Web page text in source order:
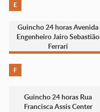
E
Guincho 24 horas Avenida
Engenheiro Jairo Sebastião
Ferrari
F
Guincho 24 horas Rua
Francisca Assis Center